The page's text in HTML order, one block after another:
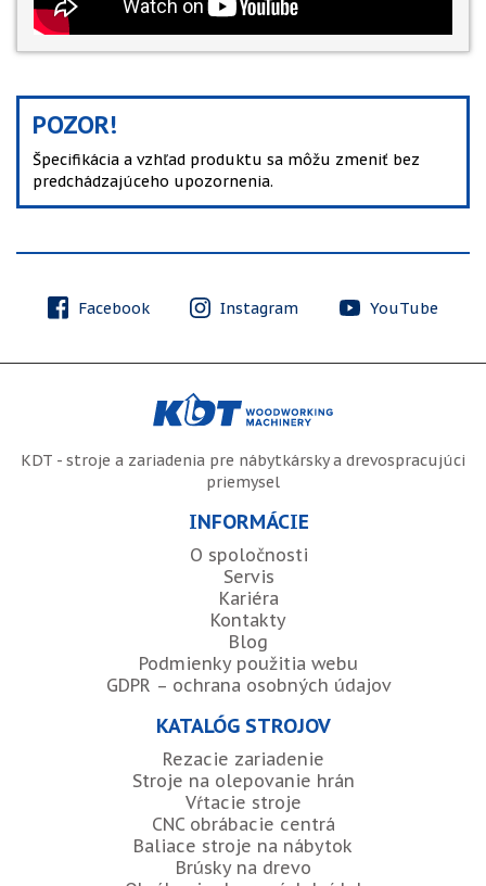
POZOR!
Špecifikácia a vzhľad produktu sa môžu zmeniť bez
predchádzajúceho upozornenia.
Facebook Instagram YouTube
KDT - stroje a zariadenia pre nábytkársky a drevospracujúci
priemysel
INFORMÁCIE
O spoločnosti
Servis
Kariéra
Kontakty
Blog
Podmienky použitia webu
GDPR – ochrana osobných údajov
KATALÓG STROJOV
Rezacie zariadenie
Stroje na olepovanie hrán
Vŕtacie stroje
CNC obrábacie centrá
Baliace stroje na nábytok
Brúsky na drevo